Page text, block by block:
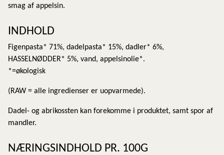
smag af appelsin.
INDHOLD
Figenpasta* 71%, dadelpasta* 15%, dadler* 6%,
HASSELNØDDER* 5%, vand, appelsinolie*.
*=økologisk
(RAW = alle ingredienser er uopvarmede).
Dadel- og abrikossten kan forekomme i produktet, samt spor af
mandler.
NÆRINGSINDHOLD PR. 100G